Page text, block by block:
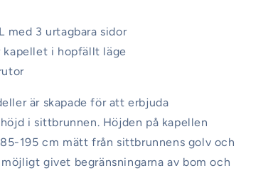
med 3 urtagbara sidor
kapellet i hopfällt läge
är skapade för att erbjuda
i sittbrunnen. Höjden på kapellen
195 cm mätt från sittbrunnens golv och
givet begränsningarna av bom och